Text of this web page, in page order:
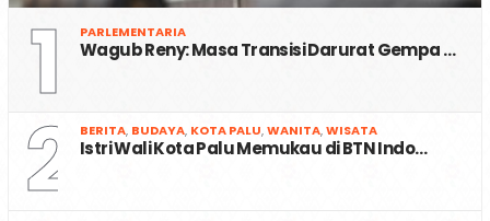
1 PARLEMENTARIA
Wagub Reny: Masa Transisi Darurat Gempa …
2 BERITA, BUDAYA, KOTA PALU,WANITA,WISATA
Istri Wali Kota Palu Memukau di BTN Indo…